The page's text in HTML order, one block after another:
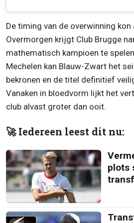
De timing van de overwinning kon
Overmorgen krijgt Club Brugge
mathematisch kampioen te
Mechelen kan Blauw-Zwart het
bekronen en de titel definitief
Vanaken in bloedvorm lijkt het
club alvast groter dan ooit.
🚀 Iedereen leest dit nu:
plots